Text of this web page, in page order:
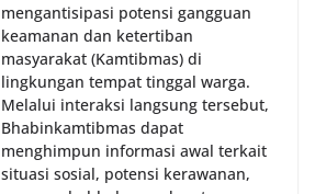
mengantisipasi potensi gangguan
keamanan dan ketertiban
masyarakat (Kamtibmas) di
lingkungan tempat tinggal warga.
Melalui interaksi langsung tersebut,
Bhabinkamtibmas dapat
menghimpun informasi awal terkait
situasi sosial, potensi kerawanan,